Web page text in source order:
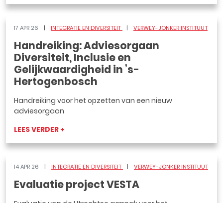
17 APR 26 INTEGRATIE EN DIVERSITEIT VERWEY-JONKER INSTITUUT
Handreiking: Adviesorgaan
Diversiteit, Inclusie en
Gelijkwaardigheid in ’s-
Hertogenbosch
Handreiking voor het opzetten van een nieuw
adviesorgaan
LEES VERDER +
14 APR 26 INTEGRATIE EN DIVERSITEIT VERWEY-JONKER INSTITUUT
Evaluatie project VESTA